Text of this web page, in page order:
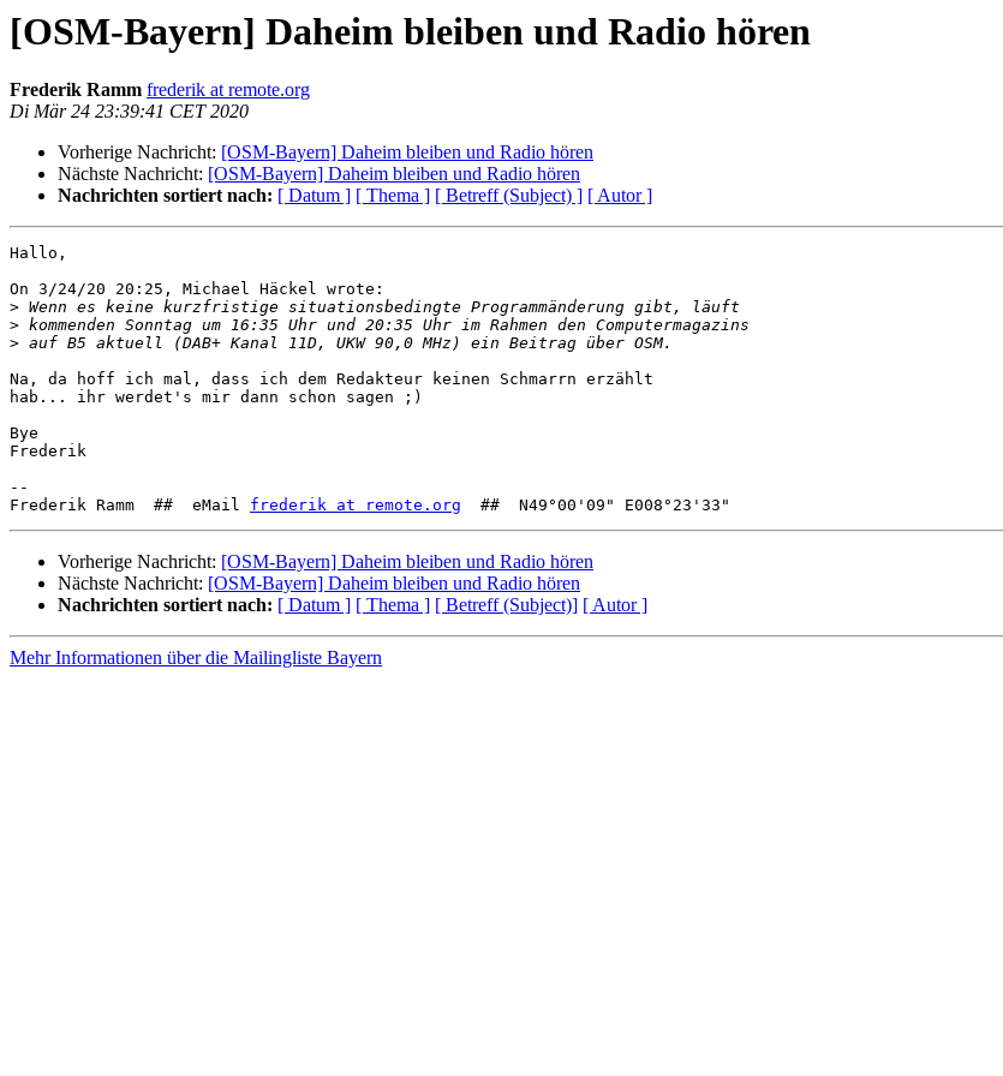
[OSM-Bayern] Daheim bleiben und Radio hören
Frederik Ramm frederik at remote.org
Di Mär 24 23:39:41 CET 2020
Vorherige Nachricht: [OSM-Bayern] Daheim bleiben und Radio hören
Nächste Nachricht: [OSM-Bayern] Daheim bleiben und Radio hören
Nachrichten sortiert nach: [ Datum ] [ Thema ] [ Betreff (Subject) ] [ Autor ]
Hallo,
On 3/24/20 20:25, Michael Häckel wrote:
>
>
>
Na, da hoff ich mal, dass ich dem Redakteur keinen Schmarrn erzählt
hab... ihr werdet's mir dann schon sagen ;)
Bye
Frederik
--
Frederik Ramm  ##  eMail frederik at remote.org
Vorherige Nachricht: [OSM-Bayern] Daheim bleiben und Radio hören
Nächste Nachricht: [OSM-Bayern] Daheim bleiben und Radio hören
Nachrichten sortiert nach: [ Datum ] [ Thema ] [ Betreff (Subject)] [ Autor ]
Mehr Informationen über die Mailingliste Bayern